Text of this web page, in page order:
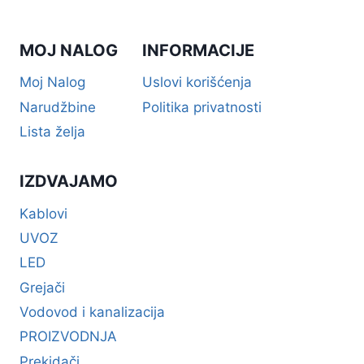
MOJ NALOG
Moj Nalog
Narudžbine
Lista želja
INFORMACIJE
Uslovi korišćenja
Politika privatnosti
IZDVAJAMO
Kablovi
UVOZ
LED
Grejači
Vodovod i kanalizacija
PROIZVODNJA